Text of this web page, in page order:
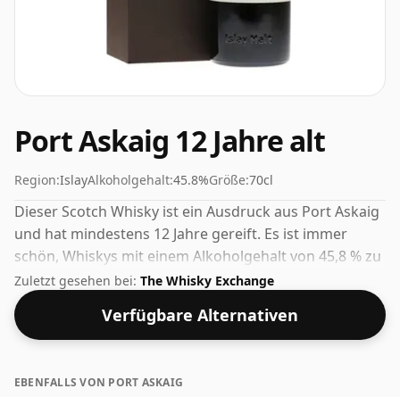
Port Askaig 12 Jahre alt
Region:IslayAlkoholgehalt:45.8%Größe:70cl
Dieser Scotch Whisky ist ein Ausdruck aus Port Askaig
und hat mindestens 12 Jahre gereift. Es ist immer
schön, Whiskys mit einem Alkoholgehalt von 45,8 % zu
sehen, dieser wird in der normalen Größe von 70 cl
geliefert.
Zuletzt gesehen bei: The Whisky Exchange
Verfügbare Alternativen
EBENFALLS VON PORT ASKAIG